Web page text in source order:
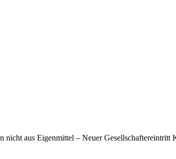
aus Eigenmittel – Neuer